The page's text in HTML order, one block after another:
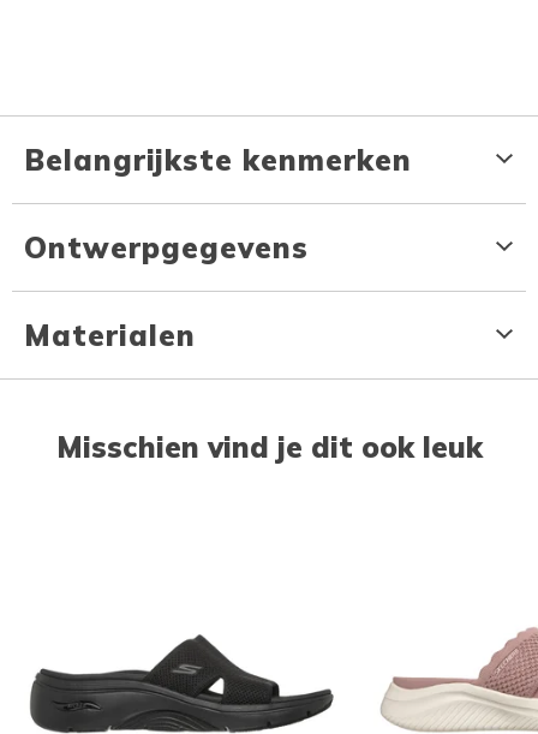
Belangrijkste kenmerken
Ontwerpgegevens
Materialen
Misschien vind je dit ook leuk